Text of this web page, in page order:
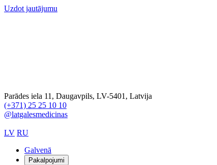
Uzdot jautājumu
Parādes iela 11, Daugavpils, LV-5401, Latvija
(+371) 25 25 10 10
@latgalesmedicinas
LV RU
Galvenā
Pakalpojumi